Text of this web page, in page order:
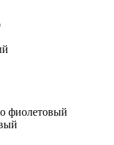
фиолетовый